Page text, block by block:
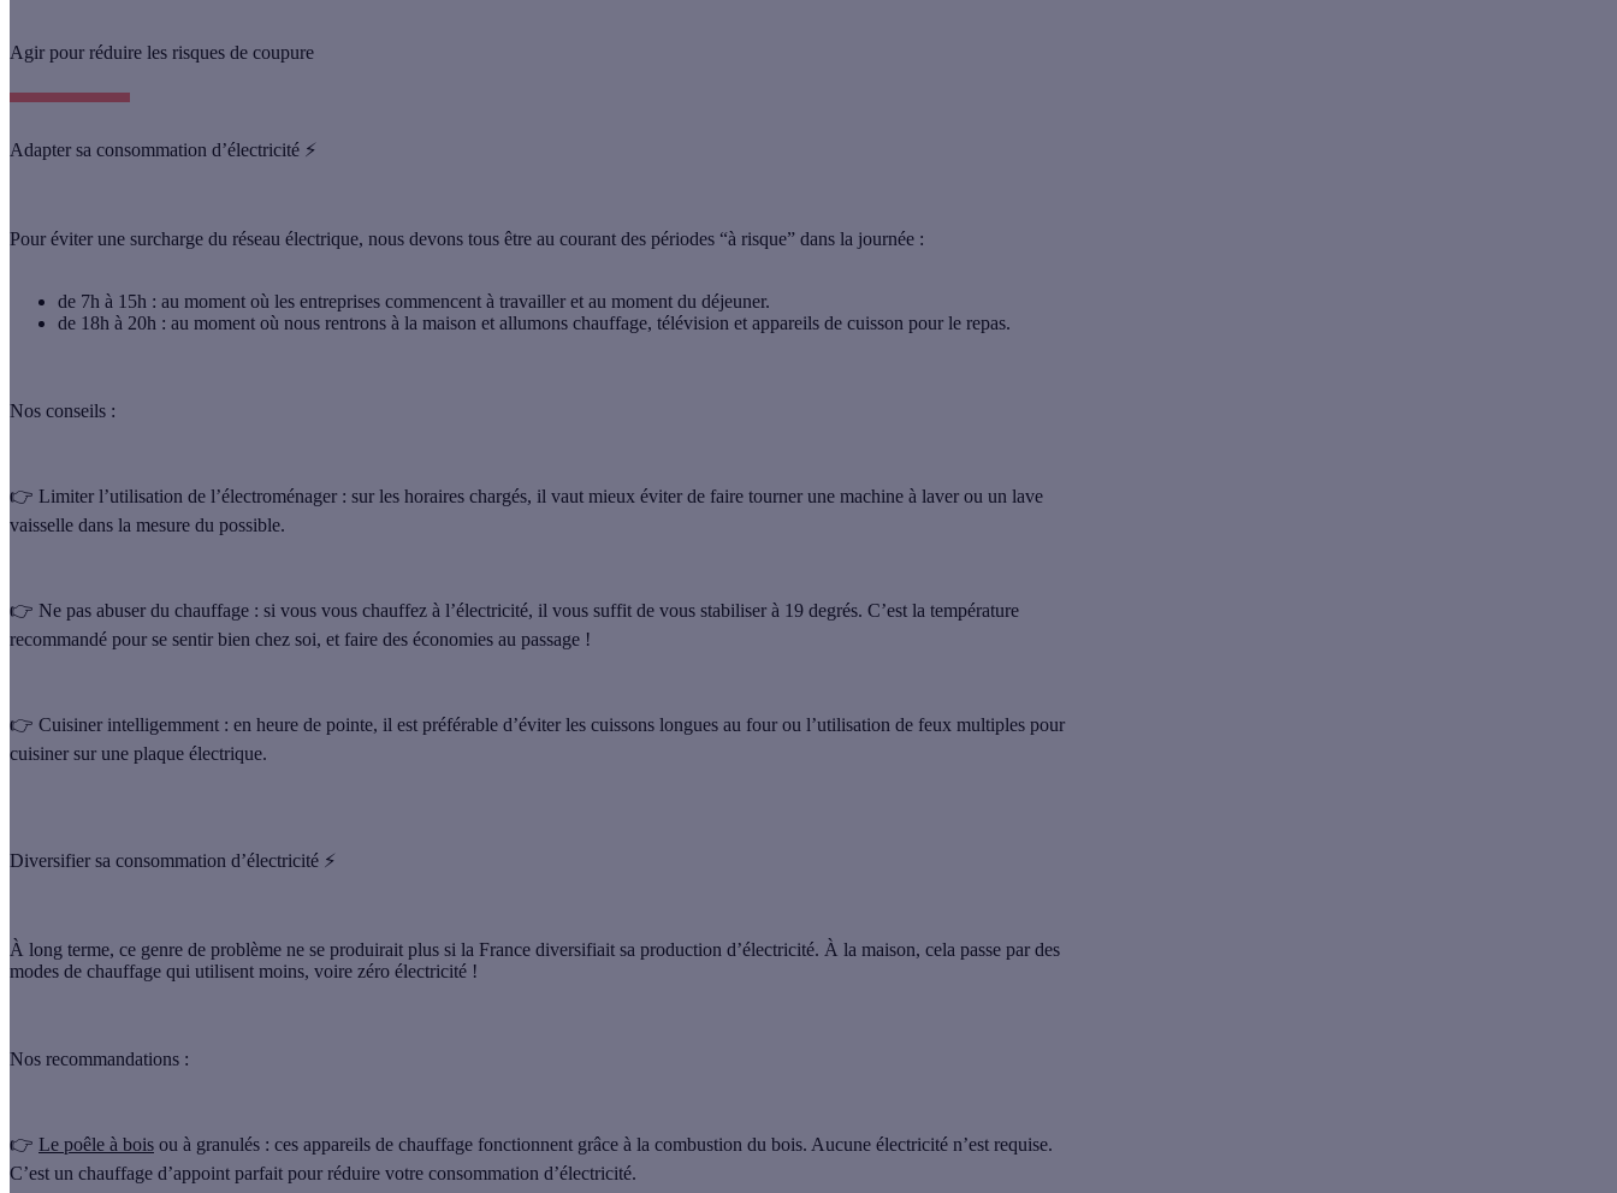
Agir pour réduire les risques de coupure
Adapter sa consommation d’électricité ⚡
Pour éviter une surcharge du réseau électrique, nous devons tous être au courant des périodes “à risque” dans la journée :
de 7h à 15h : au moment où les entreprises commencent à travailler et au moment du déjeuner.
de 18h à 20h : au moment où nous rentrons à la maison et allumons chauffage, télévision et appareils de cuisson pour le repas.
Nos conseils :
👉 Limiter l’utilisation de l’électroménager : sur les horaires chargés, il vaut mieux éviter de faire tourner une machine à laver ou un lave
vaisselle dans la mesure du possible.
👉 Ne pas abuser du chauffage : si vous vous chauffez à l’électricité, il vous suffit de vous stabiliser à 19 degrés. C’est la température
recommandé pour se sentir bien chez soi, et faire des économies au passage !
👉 Cuisiner intelligemment : en heure de pointe, il est préférable d’éviter les cuissons longues au four ou l’utilisation de feux multiples pour
cuisiner sur une plaque électrique.
Diversifier sa consommation d’électricité ⚡
À long terme, ce genre de problème ne se produirait plus si la France diversifiait sa production d’électricité. À la maison, cela passe par des
modes de chauffage qui utilisent moins, voire zéro électricité !
Nos recommandations :
👉 Le poêle à bois ou à granulés : ces appareils de chauffage fonctionnent grâce à la combustion du bois. Aucune électricité n’est requise.
C’est un chauffage d’appoint parfait pour réduire votre consommation d’électricité.